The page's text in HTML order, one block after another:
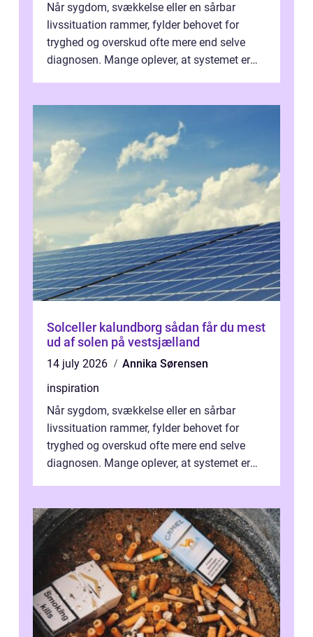
Når sygdom, svækkelse eller en sårbar
livssituation rammer, fylder behovet for
tryghed og overskud ofte mere end selve
diagnosen. Mange oplever, at systemet er
Solceller kalundborg sådan får du mest
ud af solen på vestsjælland
14 july 2026
Annika Sørensen
inspiration
Når sygdom, svækkelse eller en sårbar
livssituation rammer, fylder behovet for
tryghed og overskud ofte mere end selve
diagnosen. Mange oplever, at systemet er